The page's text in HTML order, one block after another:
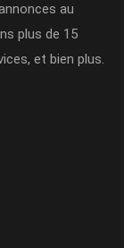
au
plus de 15
et bien plus.